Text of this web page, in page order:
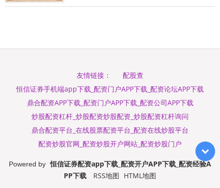
友情链接：
配股查
恒信证券手机端app下载_配资门户APP下载_配资论坛APP下载
鼎合配资APP下载_配资门户APP下载_配资公司APP下载
炒股配资杠杆_炒股配资炒股配资_炒股配资杠杆询问
鼎合配资平台_在线股票配资平台_配资在线炒股平台
配资炒股官网_配资炒股开户网站_配资炒股门户
Powered by 恒信证券配资app下载_配资开户APP下载_配资经验A
PP下载
RSS地图 HTML地图